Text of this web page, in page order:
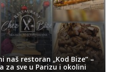
naš restoran „Kod Bize“ –
za sve u Parizu i okolini